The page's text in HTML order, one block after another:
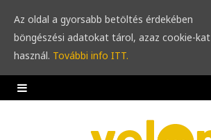
Az oldal a gyorsabb betöltés érdekében
böngészési adatokat tárol, azaz cookie-kat
használ. További info ITT.